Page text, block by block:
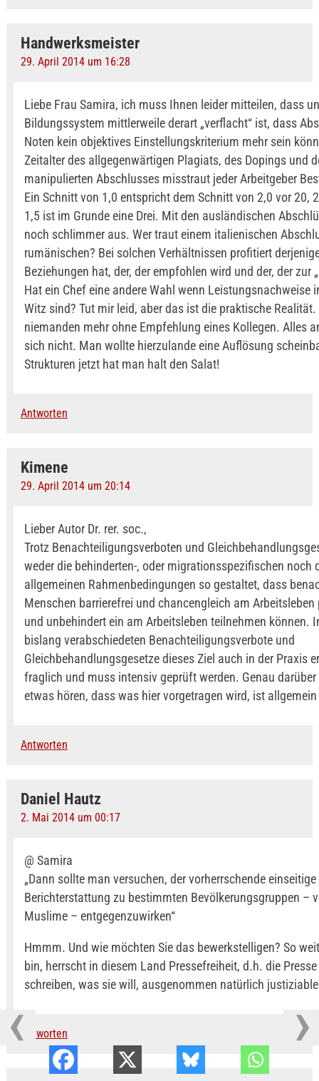
Handwerksmeister
29. April 2014 um 16:28
Liebe Frau Samira, ich muss Ihnen leider mitteilen, dass
Bildungssystem mittlerweile derart „verflacht“ ist, dass
Noten kein objektives Einstellungskriterium mehr sein
Zeitalter des allgegenwärtigen Plagiats, des Dopings und
manipulierten Abschlusses misstraut jeder Arbeitgeber
Ein Schnitt von 1,0 entspricht dem Schnitt von 2,0 vor 20,
1,5 ist im Grunde eine Drei. Mit den ausländischen
noch schlimmer aus. Wer traut einem italienischen
rumänischen? Bei solchen Verhältnissen profitiert
Beziehungen hat, der, der empfohlen wird und der, der zur
Hat ein Chef eine andere Wahl wenn Leistungsnachweise
Witz sind? Tut mir leid, aber das ist die praktische
niemanden mehr ohne Empfehlung eines Kollegen. Alles
sich nicht. Man wollte hierzulande eine Auflösung
Strukturen jetzt hat man halt den Salat!
Antworten
Kimene
29. April 2014 um 20:14
Lieber Autor Dr. rer. soc.,
Trotz Benachteiligungsverboten und
weder die behinderten-, oder migrationsspezifischen noch
allgemeinen Rahmenbedingungen so gestaltet, dass
Menschen barrierefrei und chancengleich am
und unbehindert ein am Arbeitsleben teilnehmen können.
bislang verabschiedeten Benachteiligungsverbote und
Gleichbehandlungsgesetze dieses Ziel auch in der Praxis
fraglich und muss intensiv geprüft werden. Genau
etwas hören, dass was hier vorgetragen wird, ist
Antworten
Daniel Hautz
2. Mai 2014 um 00:17
@ Samira
„Dann sollte man versuchen, der vorherrschende einseitige
Berichterstattung zu bestimmten Bevölkerungsgruppen –
Muslime – entgegenzuwirken“
Hmmm. Und wie möchten Sie das bewerkstelligen? So
bin, herrscht in diesem Land Pressefreiheit, d.h. die
schreiben, was sie will, ausgenommen natürlich
Antworten